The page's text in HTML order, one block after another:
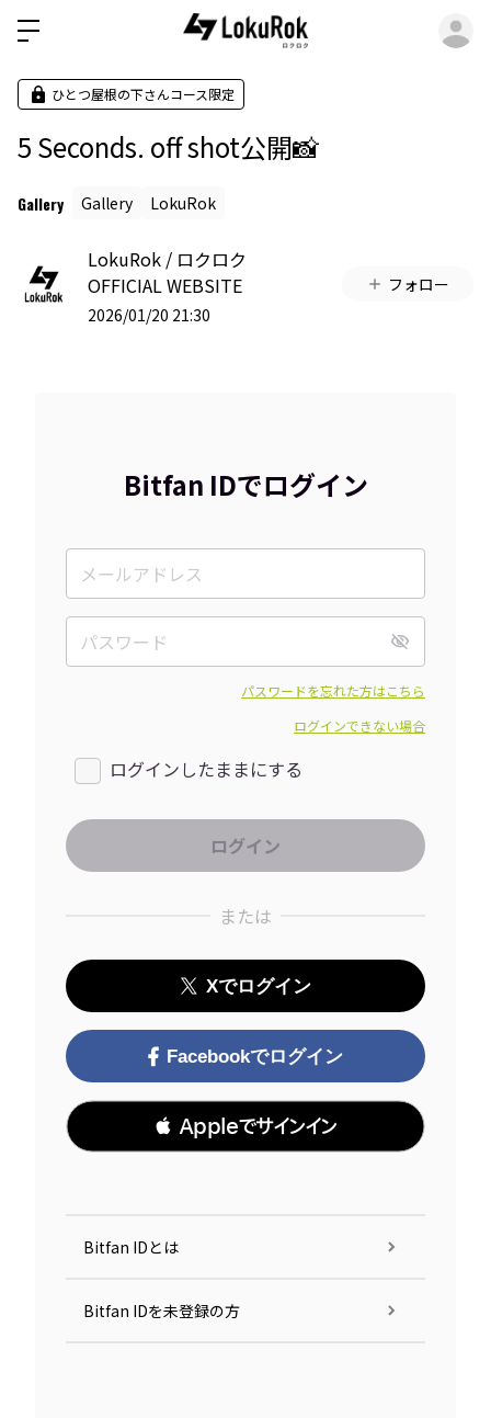
ひとつ屋根の下さんコース限定
5 Seconds. off shot公開📸
Gallery Gallery LokuRok
LokuRok / ロクロク
OFFICIAL WEBSITE
2026/01/20 21:30
フォロー
Bitfan IDでログイン
パスワードを忘れた方はこちら
ログインできない場合
ログインしたままにする
または
Xでログイン
Facebookでログイン
 Appleでサインイン
Bitfan IDとは
Bitfan IDを未登録の方